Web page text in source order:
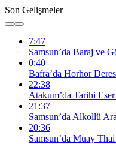
Son Gelişmeler
7:47
Samsun’da Baraj ve
0:40
Bafra’da Horhor
22:38
Atakum’da Tarihi
21:37
Samsun’da Alkollü
20:36
Samsun’da Muay